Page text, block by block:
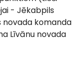
- Jēkabpils
novada komanda
Līvānu novada